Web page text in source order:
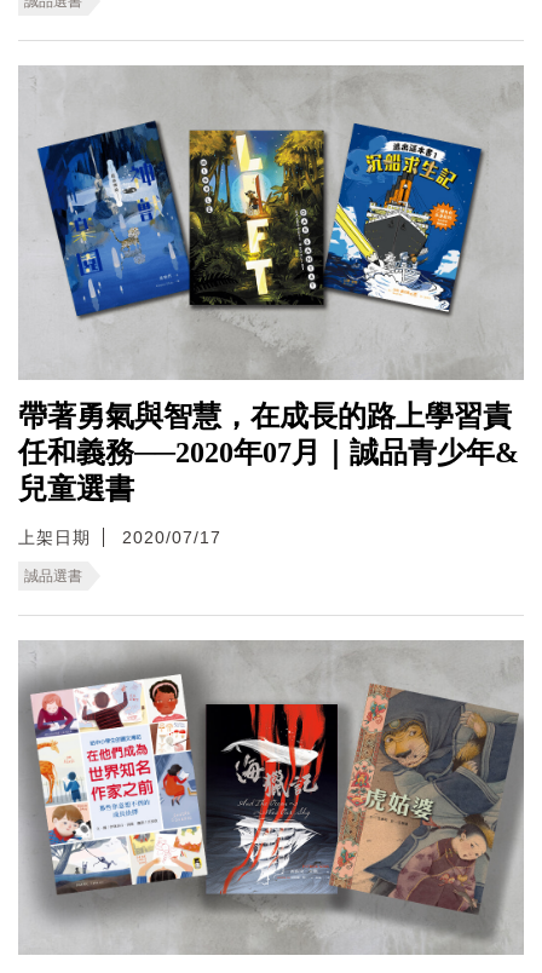
帶著勇氣與智慧，在成長的路上學習責
任和義務──2020年07月｜誠品青少年&
兒童選書
上架日期 2020/07/17
誠品選書